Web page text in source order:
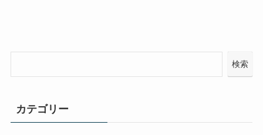
検索
カテゴリー